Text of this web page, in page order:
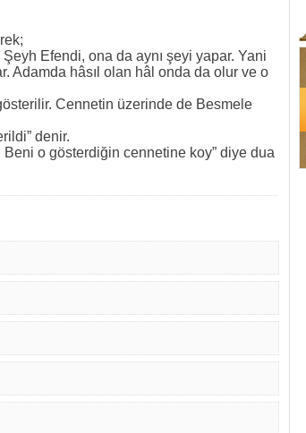
Efendi, ona da aynı şeyi yapar. Yani
Adamda hâsıl olan hâl onda da olur ve o
Cennetin üzerinde de Besmele
denir.
Beni o gösterdiğin cennetine koy” diye dua